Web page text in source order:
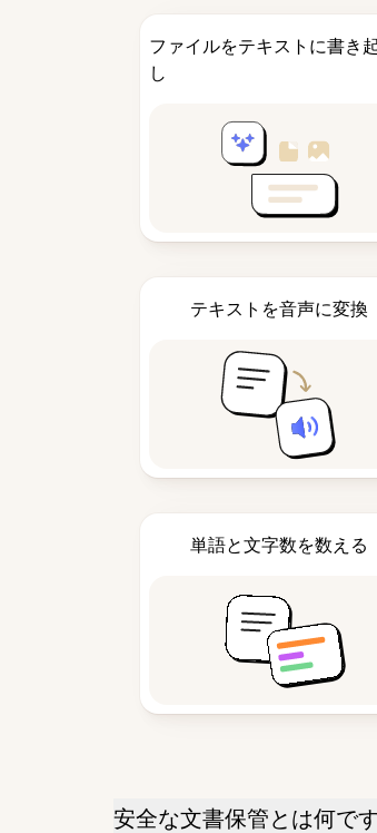
ファイルをテキストに書き
し
テキストを音声に変換
単語と文字数を数える
安全な文書保管とは何で